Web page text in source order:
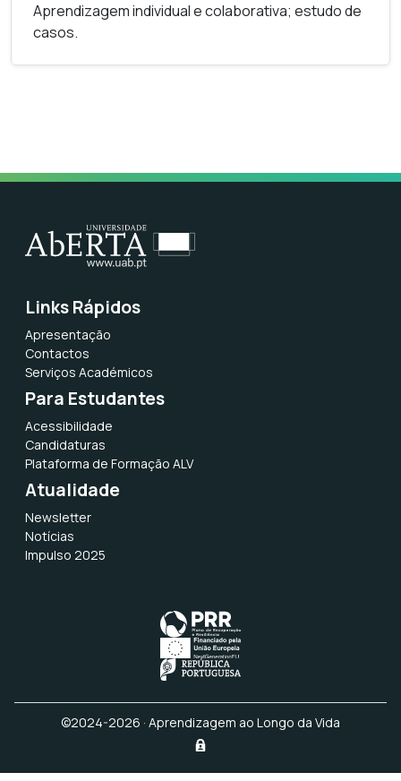
Aprendizagem individual e colaborativa; estudo de
casos.
Links Rápidos
Apresentação
Contactos
Serviços Académicos
Para Estudantes
Acessibilidade
Candidaturas
Plataforma de Formação ALV
Atualidade
Newsletter
Notícias
Impulso 2025
©2024-2026 · Aprendizagem ao Longo da Vida